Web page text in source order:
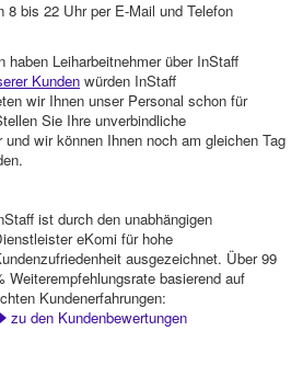
8 bis 22 Uhr per E-Mail und Telefon
haben Leiharbeitnehmer über InStaff
Kunden würden InStaff
wir Ihnen unser Personal schon für
Sie Ihre unverbindliche
wir können Ihnen noch am gleichen Tag
ist durch den unabhängigen
eKomi für hohe
ausgezeichnet. Über 99
Weiterempfehlungsrate basierend auf
Kundenerfahrungen:
zu den Kundenbewertungen